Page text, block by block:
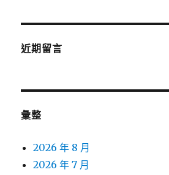
近期留言
彙整
2026 年 8 月
2026 年 7 月